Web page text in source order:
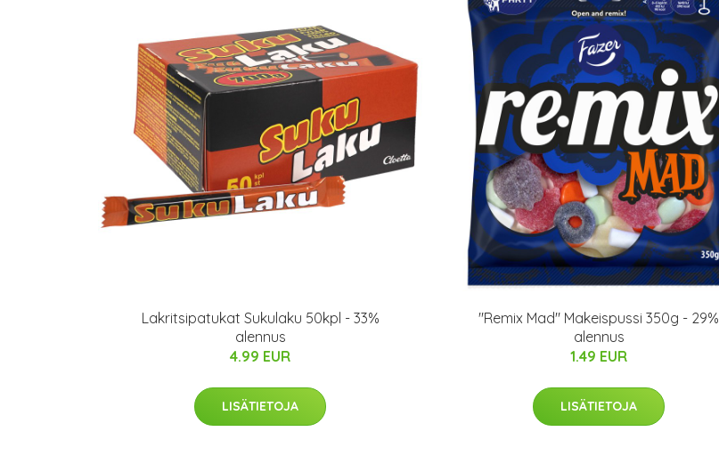
Lakritsipatukat Sukulaku 50kpl - 33%
alennus
4.99 EUR
LISÄTIETOJA
"Remix Mad" Makeispussi 350g - 29%
alennus
1.49 EUR
LISÄTIETOJA